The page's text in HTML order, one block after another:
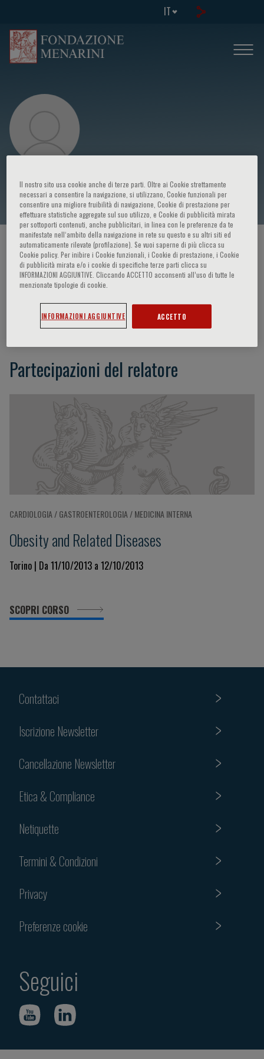
IT
Miquel Ferrer
HOME PAGE / CORSI ED EVENTI / RELATORE
Miquel Ferrer
Partecipazioni del relatore
CARDIOLOGIA / GASTROENTEROLOGIA / MEDICINA INTERNA
Obesity and Related Diseases
Torino | Da 11/10/2013 a 12/10/2013
SCOPRI CORSO
Contattaci
Iscrizione Newsletter
Cancellazione Newsletter
Etica & Compliance
Netiquette
Termini & Condizioni
Privacy
Preferenze cookie
Seguici
Il nostro sito usa cookie anche di terze parti. Oltre ai Cookie strettamente
necessari a consentire la navigazione, si utilizzano, Cookie funzionali per
consentire una migliore fruibilità di navigazione, Cookie di prestazione per
effettuare statistiche aggregate sul suo utilizzo, e Cookie di pubblicità mirata
per sottoporti contenuti, anche pubblicitari, in linea con le preferenze da te
manifestate nell‘ambito della navigazione in rete su questo e su altri siti ed
automaticamente rilevate (profilazione). Se vuoi saperne di più clicca su
Cookie policy. Per inibire i Cookie funzionali, i Cookie di prestazione, i Cookie
di pubblicità mirata e/o i cookie di specifiche terze parti clicca su
INFORMAZIONI AGGIUNTIVE. Cliccando ACCETTO acconsenti all’uso di tutte le
menzionate tipologie di cookie.
INFORMAZIONI AGGIUNTIVE ACCETTO